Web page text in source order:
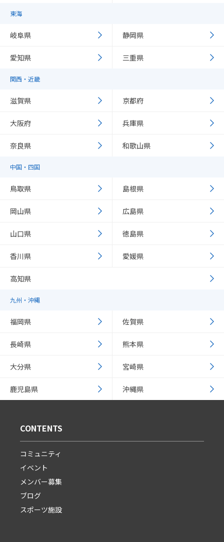
東海
岐阜県 静岡県
愛知県 三重県
関西・近畿
滋賀県 京都府
大阪府 兵庫県
奈良県 和歌山県
中国・四国
鳥取県 島根県
岡山県 広島県
山口県 徳島県
香川県 愛媛県
高知県
九州・沖縄
福岡県 佐賀県
長崎県 熊本県
大分県 宮崎県
鹿児島県 沖縄県
CONTENTS
コミュニティ
イベント
メンバー募集
ブログ
スポーツ施設